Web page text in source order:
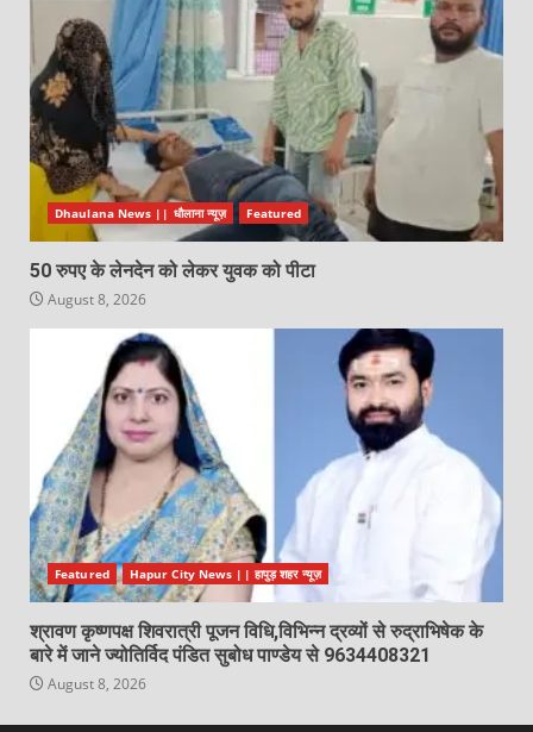
Dhaulana News || धौलाना न्यूज़ Featured
50 रुपए के लेनदेन को लेकर युवक को पीटा
August 8, 2026
Featured Hapur City News || हापुड़ शहर न्यूज़
श्रावण कृष्णपक्ष शिवरात्री पूजन विधि,विभिन्न द्रव्यों से रुद्राभिषेक के
बारे में जाने ज्योतिर्विद पंडित सुबोध पाण्डेय से 9634408321
August 8, 2026